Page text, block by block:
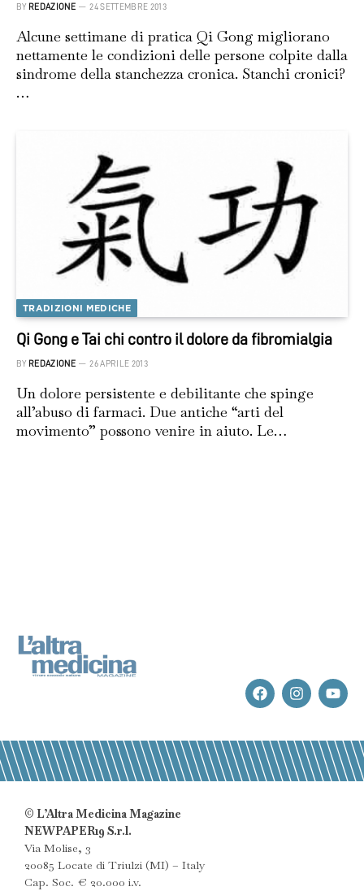
BY REDAZIONE 24 SETTEMBRE 2013
Alcune settimane di pratica Qi Gong migliorano
nettamente le condizioni delle persone colpite dalla
sindrome della stanchezza cronica. Stanchi cronici?
…
TRADIZIONI MEDICHE
Qi Gong e Tai chi contro il dolore da fibromialgia
BY REDAZIONE 26 APRILE 2013
Un dolore persistente e debilitante che spinge
all’abuso di farmaci. Due antiche “arti del
movimento” possono venire in aiuto. Le…
© L’Altra Medicina Magazine
NEWPAPER19 S.r.l.
Via Molise, 3
20085 Locate di Triulzi (MI) – Italy
Cap. Soc. € 20.000 i.v.